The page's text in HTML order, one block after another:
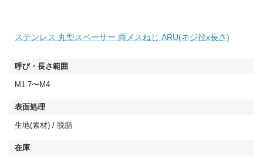
ステンレス 丸型スペーサー 両メスねじ ARU(ネジ径x長さ)
M1.7〜M4
生地(素材) / 脱脂